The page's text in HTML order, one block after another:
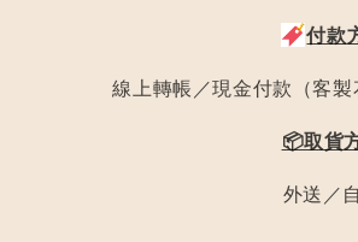
付款
線上轉帳／現金付款（客製
📦取貨
外送／